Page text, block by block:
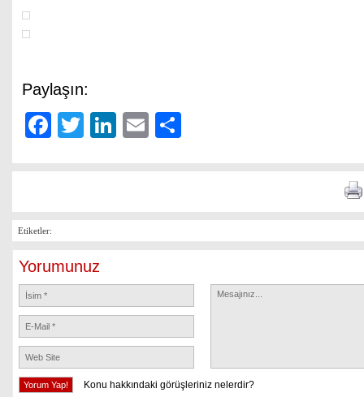
Paylaşın:
Facebook
TwitterLinkedIn
Email
Etiketler:
Yorumunuz
Konu hakkındaki görüşleriniz nelerdir?